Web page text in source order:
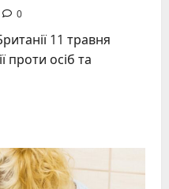
0
11 травня
проти осіб та